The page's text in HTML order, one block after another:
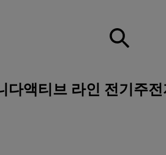
다액티브 라인 전기주